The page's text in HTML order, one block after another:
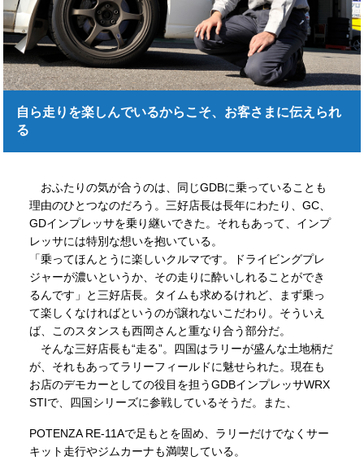
自ら走りを楽しんでいるからこそ、お客さまに伝えられ
る
おふたりの気が合うのは、同じGDBに乗っていることも
理由のひとつなのだろう。三好店長は長年にわたり、GC、
GDインプレッサを乗り継いできた。それもあって、インプ
レッサには特別な想いを抱いている。
「乗ってほんとうに楽しいクルマです。ドライビングプレ
ジャーが濃いというか、その走りに酔いしれることができ
るんです」と三好店長。タイムも求めるけれど、まず乗っ
て楽しくなければというのが譲れないこだわり。そういえ
ば、このスタンスも西岡さんと重なり合う部分だ。
そんな三好店長も“走る”。四国はラリーが盛んな土地柄だ
が、それもあってラリーフィールドに魅せられた。現在も
お店のデモカーとしての役目を担うGDBインプレッサWRX
STIで、四国シリーズに参戦しているそうだ。また、
POTENZA RE-11Aで足もとを固め、ラリーだけでなくサー
キット走行やジムカーナも満喫している。